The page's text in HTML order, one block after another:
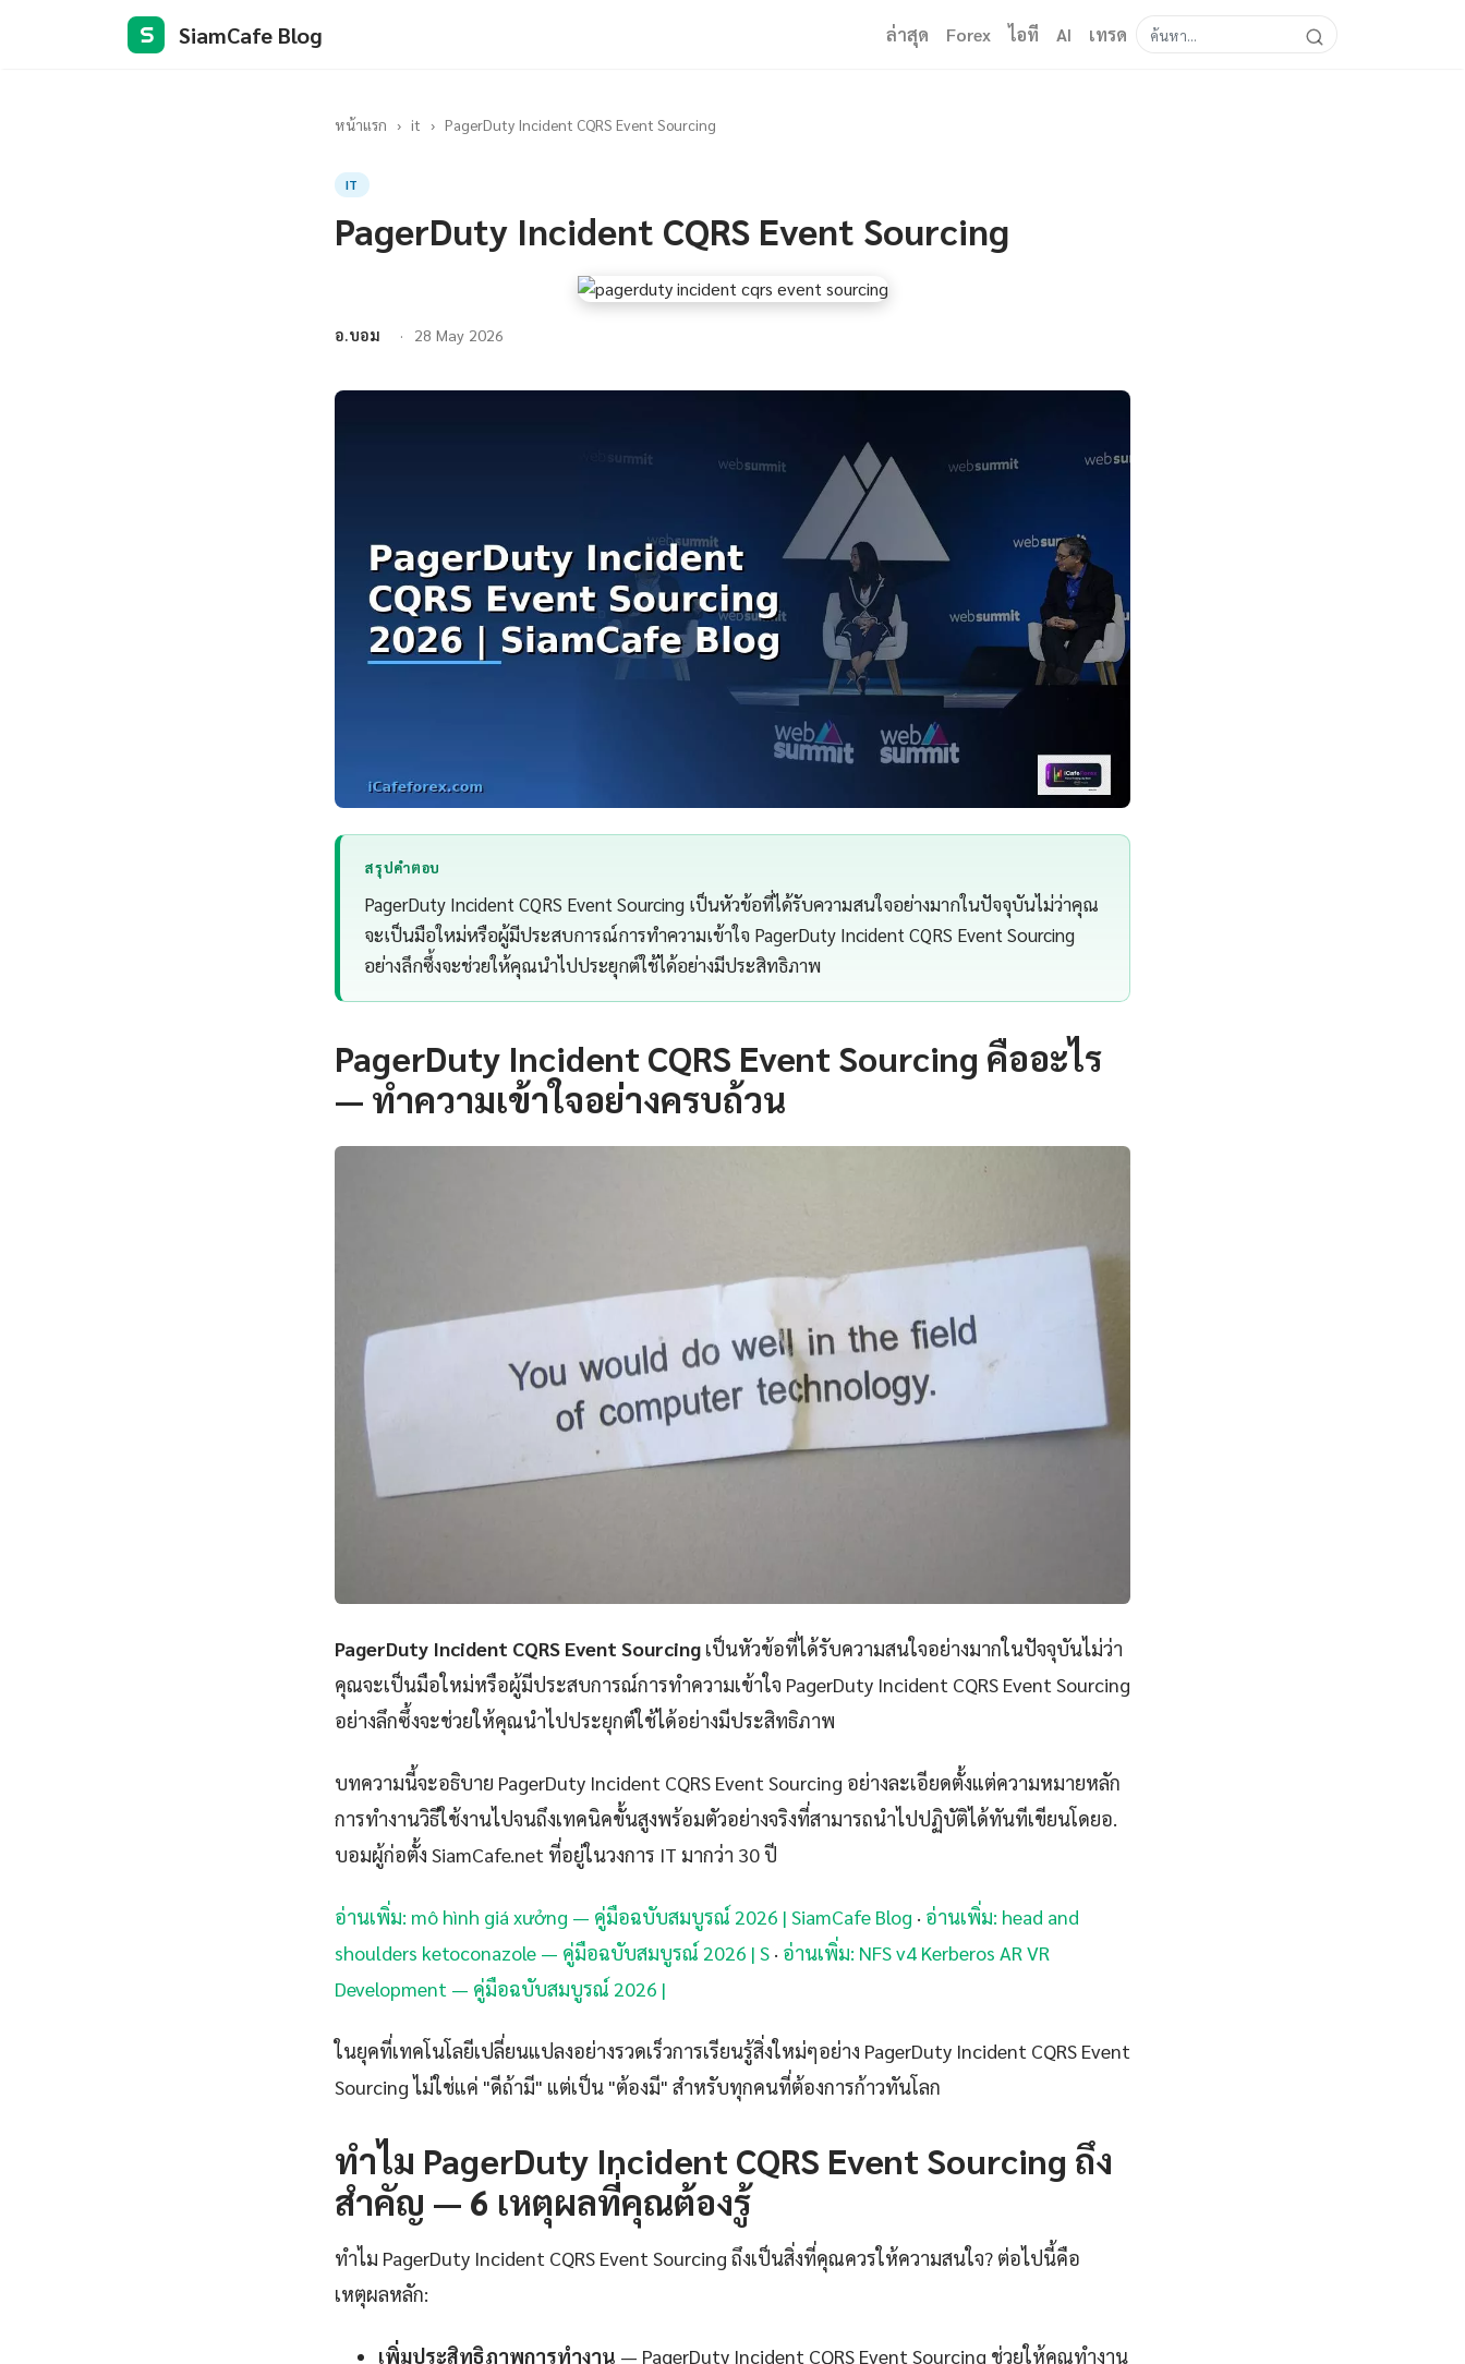
S SiamCafe Blog ล่าสุด Forex ไอที AI เทรด
หน้าแรก › it › PagerDuty Incident CQRS Event Sourcing
IT
PagerDuty Incident CQRS Event Sourcing
อ.บอม 28 May 2026
สรุปคำตอบ
PagerDuty Incident CQRS Event Sourcing เป็นหัวข้อที่ได้รับความสนใจอย่างมากในปัจจุบันไม่ว่าคุณ
จะเป็นมือใหม่หรือผู้มีประสบการณ์การทำความเข้าใจ PagerDuty Incident CQRS Event Sourcing
อย่างลึกซึ้งจะช่วยให้คุณนำไปประยุกต์ใช้ได้อย่างมีประสิทธิภาพ
PagerDuty Incident CQRS Event Sourcing คืออะไร
— ทำความเข้าใจอย่างครบถ้วน
PagerDuty Incident CQRS Event Sourcing เป็นหัวข้อที่ได้รับความสนใจอย่างมากในปัจจุบันไม่ว่า
คุณจะเป็นมือใหม่หรือผู้มีประสบการณ์การทำความเข้าใจ PagerDuty Incident CQRS Event Sourcing
อย่างลึกซึ้งจะช่วยให้คุณนำไปประยุกต์ใช้ได้อย่างมีประสิทธิภาพ
บทความนี้จะอธิบาย PagerDuty Incident CQRS Event Sourcing อย่างละเอียดตั้งแต่ความหมายหลัก
การทำงานวิธีใช้งานไปจนถึงเทคนิคขั้นสูงพร้อมตัวอย่างจริงที่สามารถนำไปปฏิบัติได้ทันทีเขียนโดยอ.
บอมผู้ก่อตั้ง SiamCafe.net ที่อยู่ในวงการ IT มากว่า 30 ปี
อ่านเพิ่ม: mô hình giá xưởng — คู่มือฉบับสมบูรณ์ 2026 | SiamCafe Blog · อ่านเพิ่ม: head and
shoulders ketoconazole — คู่มือฉบับสมบูรณ์ 2026 | S · อ่านเพิ่ม: NFS v4 Kerberos AR VR
Development — คู่มือฉบับสมบูรณ์ 2026 |
ในยุคที่เทคโนโลยีเปลี่ยนแปลงอย่างรวดเร็วการเรียนรู้สิ่งใหม่ๆอย่าง PagerDuty Incident CQRS Event
Sourcing ไม่ใช่แค่ "ดีถ้ามี" แต่เป็น "ต้องมี" สำหรับทุกคนที่ต้องการก้าวทันโลก
ทำไม PagerDuty Incident CQRS Event Sourcing ถึง
สำคัญ — 6 เหตุผลที่คุณต้องรู้
ทำไม PagerDuty Incident CQRS Event Sourcing ถึงเป็นสิ่งที่คุณควรให้ความสนใจ? ต่อไปนี้คือ
เหตุผลหลัก:
เพิ่มประสิทธิภาพการทำงาน — PagerDuty Incident CQRS Event Sourcing ช่วยให้คุณทำงาน